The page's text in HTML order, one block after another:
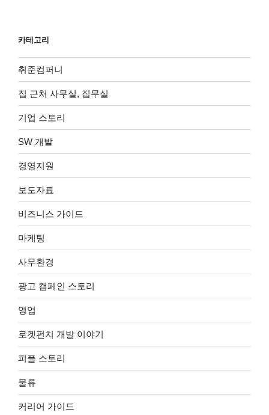
카테고리
취준컴퍼니
집 근처 사무실, 집무실
기업 스토리
SW 개발
경영지원
보도자료
비즈니스 가이드
마케팅
사무환경
광고 캠페인 스토리
영업
로켓펀치 개발 이야기
피플 스토리
물류
커리어 가이드